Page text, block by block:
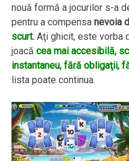
nouă formă a jocurilor s-a
pentru a compensanevoia
scurt. Aţi ghicit, este vorba
joacăcea mai accesibilă,
instantaneu, fără obligaţii,
lista poate continua.